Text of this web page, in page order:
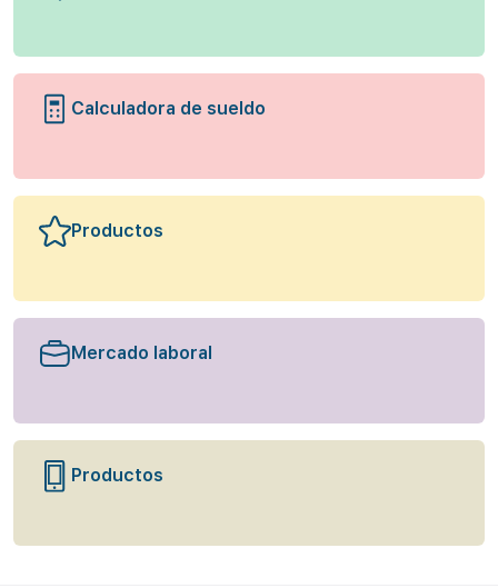
Calculadora de sueldo
Productos
Mercado laboral
Productos